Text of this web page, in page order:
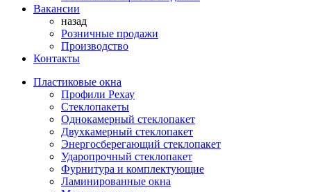
Вакансии
назад
Розничные продажи
Производство
Контакты
Пластиковые окна
Профили Рехау
Стеклопакеты
Однокамерный стеклопакет
Двухкамерный стеклопакет
Энергосберегающий стеклопакет
Ударопрочный стеклопакет
Фурнитура и комплектующие
Ламинированные окна